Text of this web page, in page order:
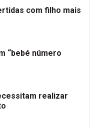
com filho mais
“bebé número
realizar